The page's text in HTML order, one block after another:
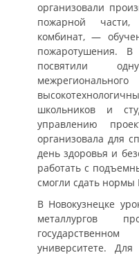
организовали
пожарной
комбинат, —
пожаротушения. В
посвятили
школьников и
управлению
организовала для
день здоровья и
работать с
смогли сдать нормы
В Новокузнецке
металлургов
университете.